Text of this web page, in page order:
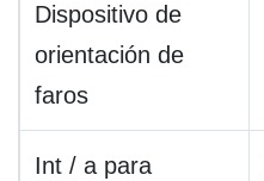
Dispositivo de
orientación de
faros
Int / a para